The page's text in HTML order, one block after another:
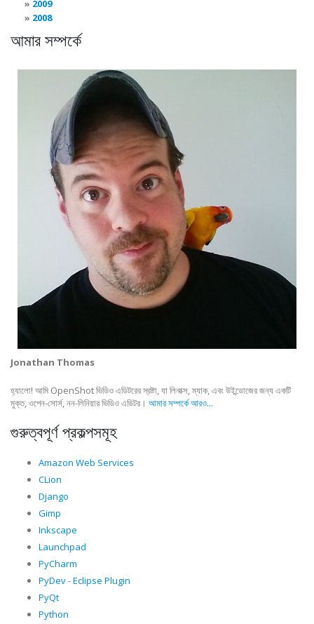
2009
2008
আমার সম্পর্কে
Jonathan Thomas
হ্যালো! আমি OpenShot ভিডিও এডিটরের স্রষ্টা, যা লিনাক্স, ম্যাক, এবং উইন্ডোজের জন্য একটি
মুক্ত, ওপেন-সোর্স, নন-লিনিয়ার ভিডিও এডিটর। আমার সম্পর্কে আরও...
গুরুত্বপূর্ণ প্রকল্পসমূহ
Amazon Web Services
CLion
Django
Gimp
Inkscape
Launchpad
PyCharm
PyDev - Eclipse Plugin
PyQt
Python